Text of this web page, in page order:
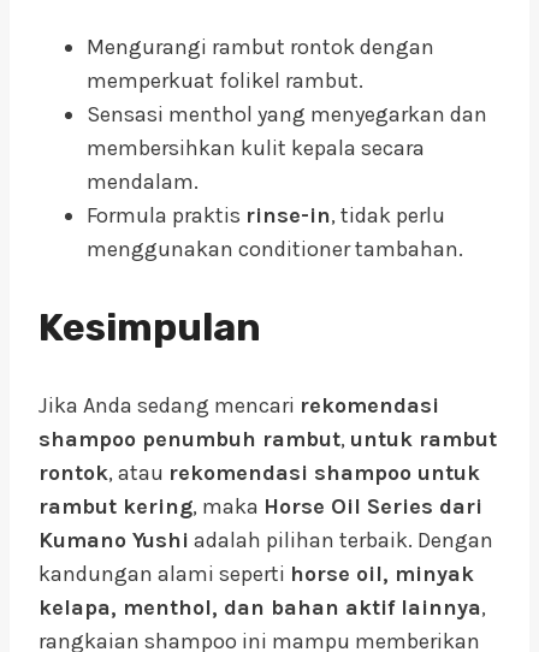
Mengurangi rambut rontok dengan
memperkuat folikel rambut.
Sensasi menthol yang menyegarkan dan
membersihkan kulit kepala secara
mendalam.
Formula praktis rinse-in, tidak perlu
menggunakan conditioner tambahan.
Kesimpulan
Jika Anda sedang mencari rekomendasi
shampoo penumbuh rambut, untuk rambut
rontok, atau rekomendasi shampoo untuk
rambut kering, maka Horse Oil Series dari
Kumano Yushi adalah pilihan terbaik. Dengan
kandungan alami seperti horse oil, minyak
kelapa, menthol, dan bahan aktif lainnya,
rangkaian shampoo ini mampu memberikan